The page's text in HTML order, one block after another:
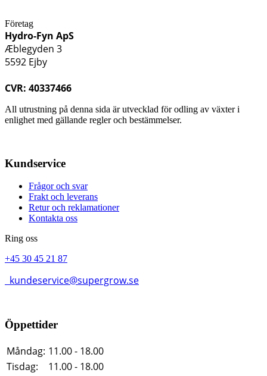
Företag
Hydro-Fyn ApS
Æblegyden 3
5592 Ejby
CVR: 40337466
All utrustning på denna sida är utvecklad för odling av växter i
enlighet med gällande regler och bestämmelser.
Kundservice
Frågor och svar
Frakt och leverans
Retur och reklamationer
Kontakta oss
Ring oss
+45 30 45 21 87
kundeservice@supergrow.se
Öppettider
Måndag: 11.00 - 18.00
Tisdag:
11.00 - 18.00